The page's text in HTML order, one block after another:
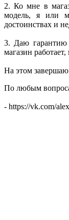
2. Ко мне в
модель, я или
достоинствах и
3. Даю гарантию
магазин
На этом завершаю
По любым
- https://vk.com/